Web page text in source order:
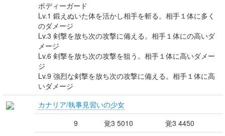
ボディーガード
Lv.1 鍛えぬいた体を活かし相手を斬る。相手１体に多く
のダメージ
Lv.3 剣撃を放ち次の攻撃に備える。相手１体にの高いダ
メージ
Lv.6 剣撃を放ち次の攻撃を狙う。相手１体に高いダメー
ジ
Lv.9 強烈な剣撃を放ち次の攻撃に備える。相手１体に高
いダメージ
カナリア/執事見習いの少女
9
覚3 5010
覚3 4450